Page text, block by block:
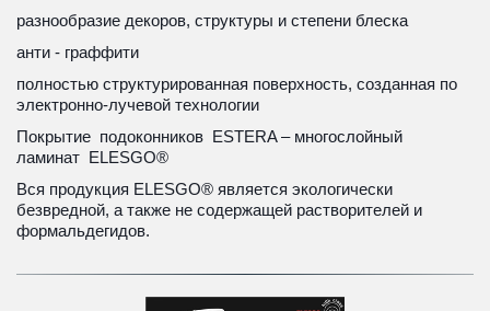
разнообразие декоров, структуры и степени блеска
анти - граффити
полностью структурированная поверхность, созданная по
электронно-лучевой технологии
Покрытие  подоконников  ESTERA – многослойный
ламинат  ELESGO®
Вся продукция ELESGO® является экологически
безвредной, а также не содержащей растворителей и
формальдегидов.